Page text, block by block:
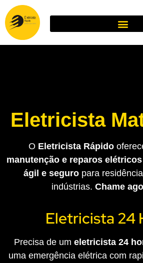
Eletricista
O Eletricista Rápido
manutenção e reparos elétricos
ágil e seguropara
indústrias. Chame
Eletricista 24
Precisa de um eletricista 24
uma emergência elétrica com